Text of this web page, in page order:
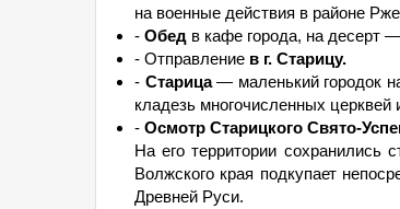
на военные действия в районе
- Обед в кафе города, на десерт
- Отправление в г. Старицу.
- Старица— маленький городок
кладезь многочисленных церквей
- Осмотр Старицкого Свято-
На его территории сохранились
Волжского края подкупает
Древней Руси.